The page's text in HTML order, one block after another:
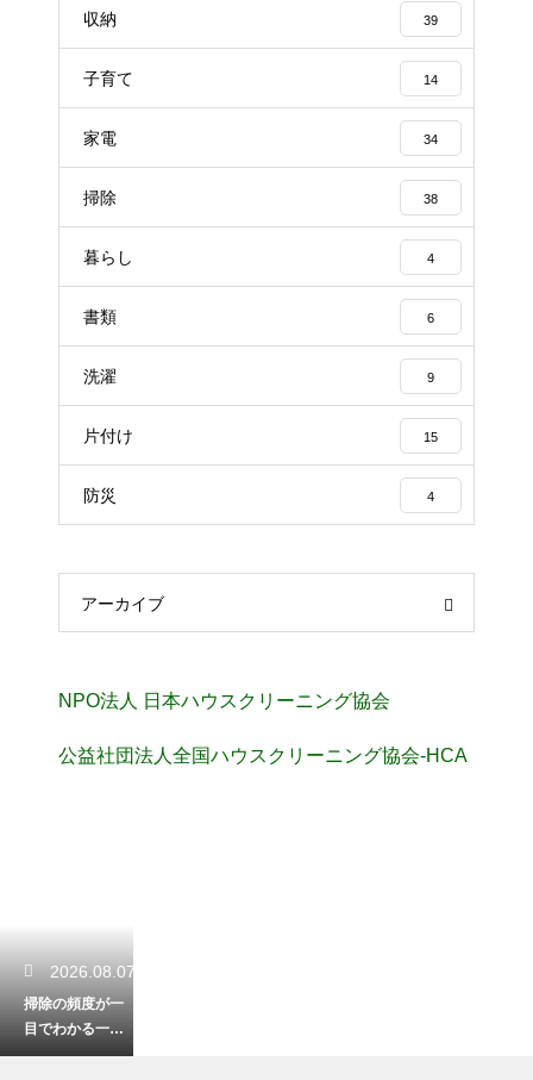
収納 39
子育て 14
家電 34
掃除 38
暮らし 4
書類 6
洗濯 9
片付け 15
防災 4
アーカイブ
NPO法人 日本ハウスクリーニング協会
公益社団法人全国ハウスクリーニング協会-HCA
2026.08.07
掃除の頻度が一
目でわかる一
覧！無理なく清